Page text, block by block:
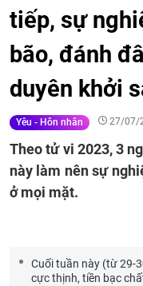
tiếp, sự
bão, đánh
duyên khởi
Yêu - Hôn nhân 27/07/
Theo tử vi 2023, 3
này làm nên sự
ở mọi mặt.
Cuối tuần này (từ 29-
cực thịnh, tiền bạc